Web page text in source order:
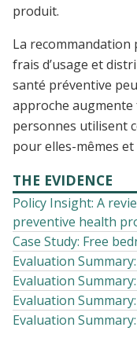
produit.
La recommandation
frais d’usage et
santé préventive
approche augmente
personnes utilisent
pour elles-mêmes
THE EVIDENCE
Policy Insight: A
preventive health
Case Study: Free
Evaluation
Evaluation
Evaluation
Evaluation